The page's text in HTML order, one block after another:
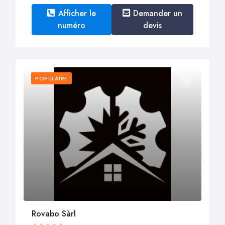
Afficher le
numéro
Demander un
devis
POPULAIRE
Rovabo Sàrl